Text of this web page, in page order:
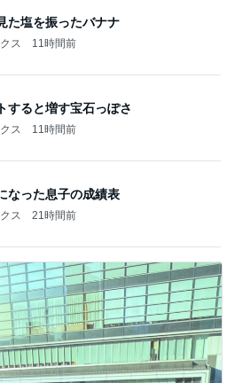
た塩を振ったバナナ
ス 11時間前
すると増す宝石っぽさ
ス 11時間前
なった息子の成績表
ス 21時間前